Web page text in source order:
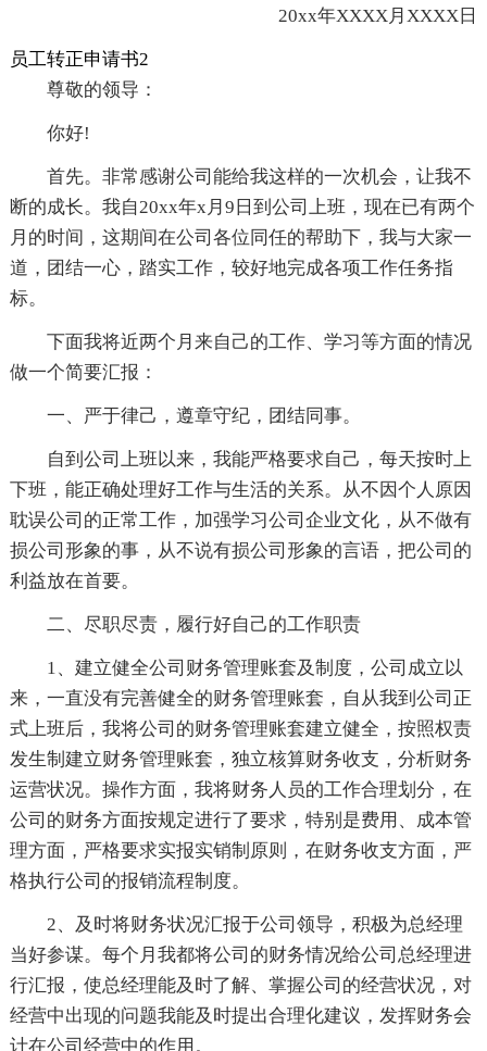
20xx年XXXX月XXXX日
员工转正申请书2
尊敬的领导：
你好!
首先。非常感谢公司能给我这样的一次机会，让我不
断的成长。我自20xx年x月9日到公司上班，现在已有两个
月的时间，这期间在公司各位同任的帮助下，我与大家一
道，团结一心，踏实工作，较好地完成各项工作任务指
标。
下面我将近两个月来自己的工作、学习等方面的情况
做一个简要汇报：
一、严于律己，遵章守纪，团结同事。
自到公司上班以来，我能严格要求自己，每天按时上
下班，能正确处理好工作与生活的关系。从不因个人原因
耽误公司的正常工作，加强学习公司企业文化，从不做有
损公司形象的事，从不说有损公司形象的言语，把公司的
利益放在首要。
二、尽职尽责，履行好自己的工作职责
1、建立健全公司财务管理账套及制度，公司成立以
来，一直没有完善健全的财务管理账套，自从我到公司正
式上班后，我将公司的财务管理账套建立健全，按照权责
发生制建立财务管理账套，独立核算财务收支，分析财务
运营状况。操作方面，我将财务人员的工作合理划分，在
公司的财务方面按规定进行了要求，特别是费用、成本管
理方面，严格要求实报实销制原则，在财务收支方面，严
格执行公司的报销流程制度。
2、及时将财务状况汇报于公司领导，积极为总经理
当好参谋。每个月我都将公司的财务情况给公司总经理进
行汇报，使总经理能及时了解、掌握公司的经营状况，对
经营中出现的问题我能及时提出合理化建议，发挥财务会
计在公司经营中的作用。